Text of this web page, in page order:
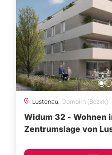
Lustenau, Dornbirn (Bezirk)
Widum 32 - Wohnen
Zentrumslage von